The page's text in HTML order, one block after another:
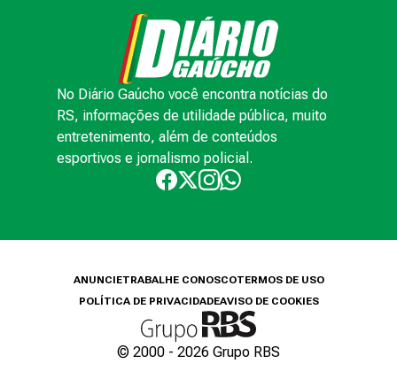
No Diário Gaúcho você encontra notícias do
RS, informações de utilidade pública, muito
entretenimento, além de conteúdos
esportivos e jornalismo policial.
ANUNCIETRABALHE CONOSCOTERMOS DE USO
POLÍTICA DE PRIVACIDADEAVISO DE COOKIES
© 2000 - 2026 Grupo RBS